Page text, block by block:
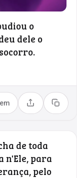
o
dele o
Compartilhar
Copiar
de toda
n'Ele, para
pelo